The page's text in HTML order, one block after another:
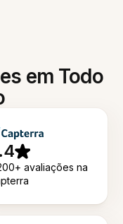
em Todo
avaliações na